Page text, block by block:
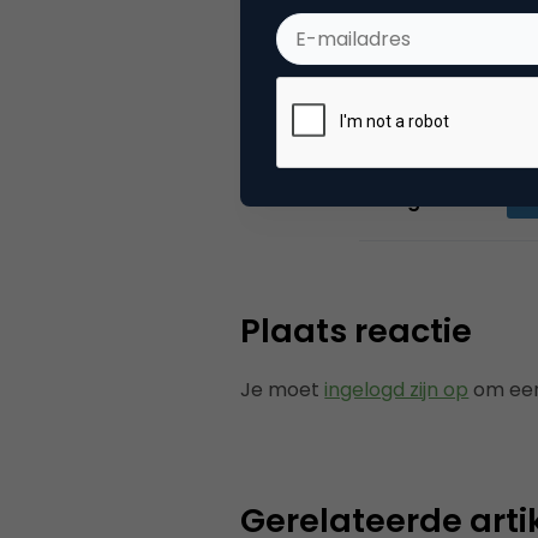
gebruik van
commerce
Plaats reactie
Je moet ingelogd zijn op om
Gerelateerde